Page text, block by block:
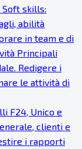
skills:
abilità
in team e di
Principali
Redigere i
le attività di
F24, Unico e
clienti e
i rapporti